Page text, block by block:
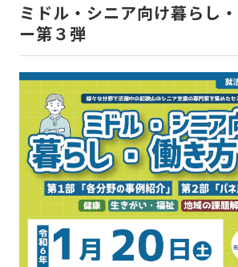
キャリアコンサルタント紹介
イベント情報
強み
会社概要
ミドル・シニア向け暮らし
ー第３弾